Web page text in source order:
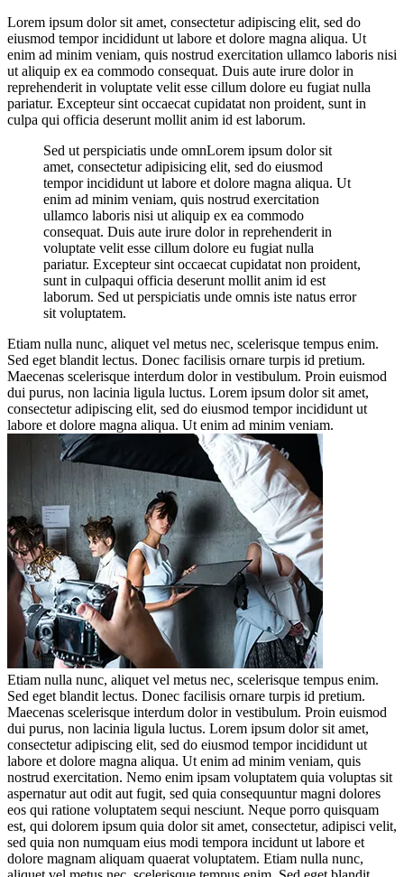
Lorem ipsum dolor sit amet, consectetur adipiscing elit, sed do
eiusmod tempor incididunt ut labore et dolore magna aliqua. Ut
enim ad minim veniam, quis nostrud exercitation ullamco laboris nisi
ut aliquip ex ea commodo consequat. Duis aute irure dolor in
reprehenderit in voluptate velit esse cillum dolore eu fugiat nulla
pariatur. Excepteur sint occaecat cupidatat non proident, sunt in
culpa qui officia deserunt mollit anim id est laborum.
Sed ut perspiciatis unde omnLorem ipsum dolor sit
amet, consectetur adipisicing elit, sed do eiusmod
tempor incididunt ut labore et dolore magna aliqua. Ut
enim ad minim veniam, quis nostrud exercitation
ullamco laboris nisi ut aliquip ex ea commodo
consequat. Duis aute irure dolor in reprehenderit in
voluptate velit esse cillum dolore eu fugiat nulla
pariatur. Excepteur sint occaecat cupidatat non proident,
sunt in culpaqui officia deserunt mollit anim id est
laborum. Sed ut perspiciatis unde omnis iste natus error
sit voluptatem.
Etiam nulla nunc, aliquet vel metus nec, scelerisque tempus enim.
Sed eget blandit lectus. Donec facilisis ornare turpis id pretium.
Maecenas scelerisque interdum dolor in vestibulum. Proin euismod
dui purus, non lacinia ligula luctus. Lorem ipsum dolor sit amet,
consectetur adipiscing elit, sed do eiusmod tempor incididunt ut
labore et dolore magna aliqua. Ut enim ad minim veniam.
Etiam nulla nunc, aliquet vel metus nec, scelerisque tempus enim.
Sed eget blandit lectus. Donec facilisis ornare turpis id pretium.
Maecenas scelerisque interdum dolor in vestibulum. Proin euismod
dui purus, non lacinia ligula luctus. Lorem ipsum dolor sit amet,
consectetur adipiscing elit, sed do eiusmod tempor incididunt ut
labore et dolore magna aliqua. Ut enim ad minim veniam, quis
nostrud exercitation. Nemo enim ipsam voluptatem quia voluptas sit
aspernatur aut odit aut fugit, sed quia consequuntur magni dolores
eos qui ratione voluptatem sequi nesciunt. Neque porro quisquam
est, qui dolorem ipsum quia dolor sit amet, consectetur, adipisci velit,
sed quia non numquam eius modi tempora incidunt ut labore et
dolore magnam aliquam quaerat voluptatem. Etiam nulla nunc,